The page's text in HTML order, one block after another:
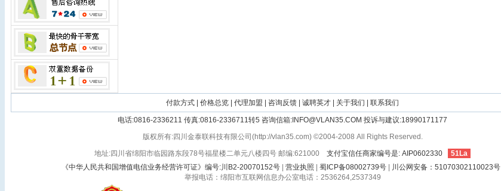
付款方式 价格总览 代理加盟 咨询反馈 诚聘英才 关于我们 联系我们
电话:0816-2336211 传真:0816-2336711转5 咨询信箱:INFO@VLAN35.COM 投诉与建议:18990171177
版权所有:四川金泰联科技有限公司(http://vlan35.com) ©2004-2008 All Rights Reserved.
地址:四川省绵阳市临园路东段78号福星楼二单元八楼四号 邮编:621000
支付宝信任商家编号是: AIP0602330
51La
《中华人民共和国增值电信业务经营许可证》编号:川B2-20070152号| 营业执照 蜀ICP备08002739号| 川公网安备：51070302110023号|
举报电话：绵阳市互联网信息办公室电话：2536264,2537349